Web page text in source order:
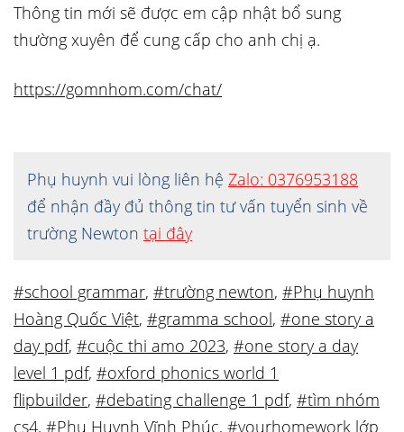
Thông tin mới sẽ được em cập nhật bổ sung
thường xuyên để cung cấp cho anh chị ạ.
https://gomnhom.com/chat/
Phụ huynh vui lòng liên hệ Zalo: 0376953188
để nhận đầy đủ thông tin tư vấn tuyển sinh về
trường Newton tại đây
#school grammar, #trường newton, #Phụ huynh
Hoàng Quốc Việt, #gramma school, #one story a
day pdf, #cuộc thi amo 2023, #one story a day
level 1 pdf, #oxford phonics world 1
flipbuilder, #debating challenge 1 pdf, #tìm nhóm
cs4, #Phụ Huynh Vĩnh Phúc, #yourhomework lớp